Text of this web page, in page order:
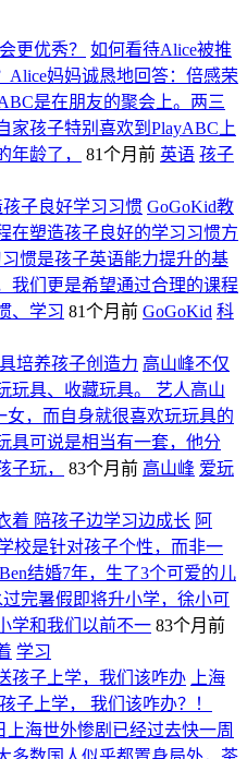
更优秀？
如何看待Alice被推
Alice妈妈诚恳地回答：倍感荣
是在朋友的聚会上。两三
家孩子特别喜欢到PlayABC上
年龄了，
81个月前 英语 孩子
子良好学习习惯 GoGoKid教
在塑造孩子良好的学习习惯方
惯是孩子英语能力提升的基
我们更是希望通过合理的课程
、学习 81个月前 GoGoKid 科
培养孩子创造力 高山峰不仅
玩具、收藏玩具。 艺人高山
女，而自身就很喜欢玩玩具的
具可说是相当有一套，他分
子玩，
83个月前 高山峰 爱玩
着 陪孩子边学习边成长 阿
校是针对孩子个性，而非一
结婚7年，生了3个可爱的儿
完暑假即将升小学，徐小可
学和我们以前不一 83个月前
学习
孩子上学，我们该咋办
上海
子上学， 我们该咋办？！
上海世外惨剧已经过去快一周